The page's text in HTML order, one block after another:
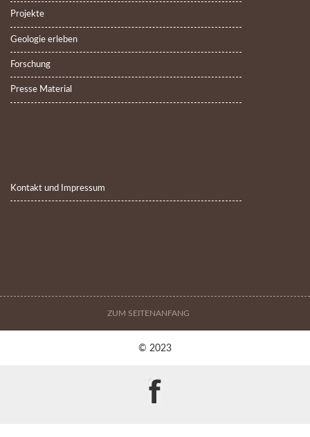
Projekte
Geologie erleben
Forschung
Presse Material
Kontakt und Impressum
ZUM SEITENANFANG
© 2023